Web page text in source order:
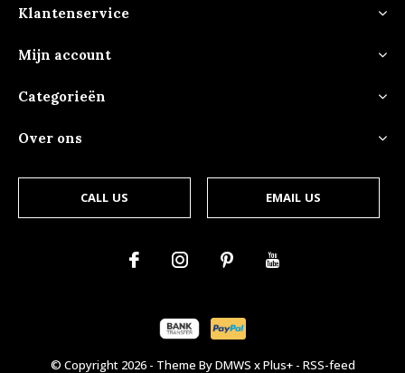
Klantenservice
Mijn account
Categorieën
Over ons
CALL US EMAIL US
© Copyright 2026- Theme ByDMWS xPlus+- RSS-feed